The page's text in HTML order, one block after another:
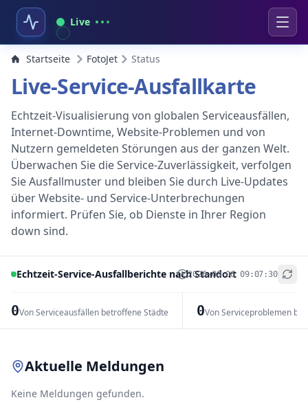
Live
Startseite FotoJet Status
Live-Service-Ausfallkarte
Echtzeit-Visualisierung von globalen Serviceausfällen,
Internet-Downtime, Website-Problemen und von
Nutzern gemeldeten Störungen aus der ganzen Welt.
Überwachen Sie die Service-Zuverlässigkeit, verfolgen
Sie Ausfallmuster und bleiben Sie durch Live-Updates
über Website- und Service-Unterbrechungen
informiert. Prüfen Sie, ob Dienste in Ihrer Region
down sind.
Echtzeit-Service-Ausfallberichte nach Standort
2026-08-06 09:07:30
0Von Serviceausfällen betroffene Städte 0Von Serviceproblemen
+
Aktuelle Meldungen
Keine Meldungen gefunden.